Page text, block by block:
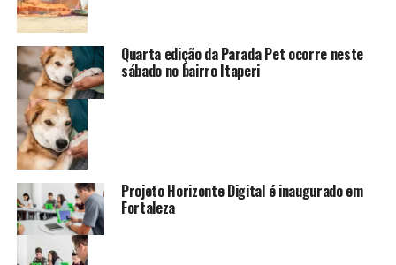
Quarta edição da Parada Pet ocorre neste
sábado no bairro Itaperi
Projeto Horizonte Digital é inaugurado em
Fortaleza